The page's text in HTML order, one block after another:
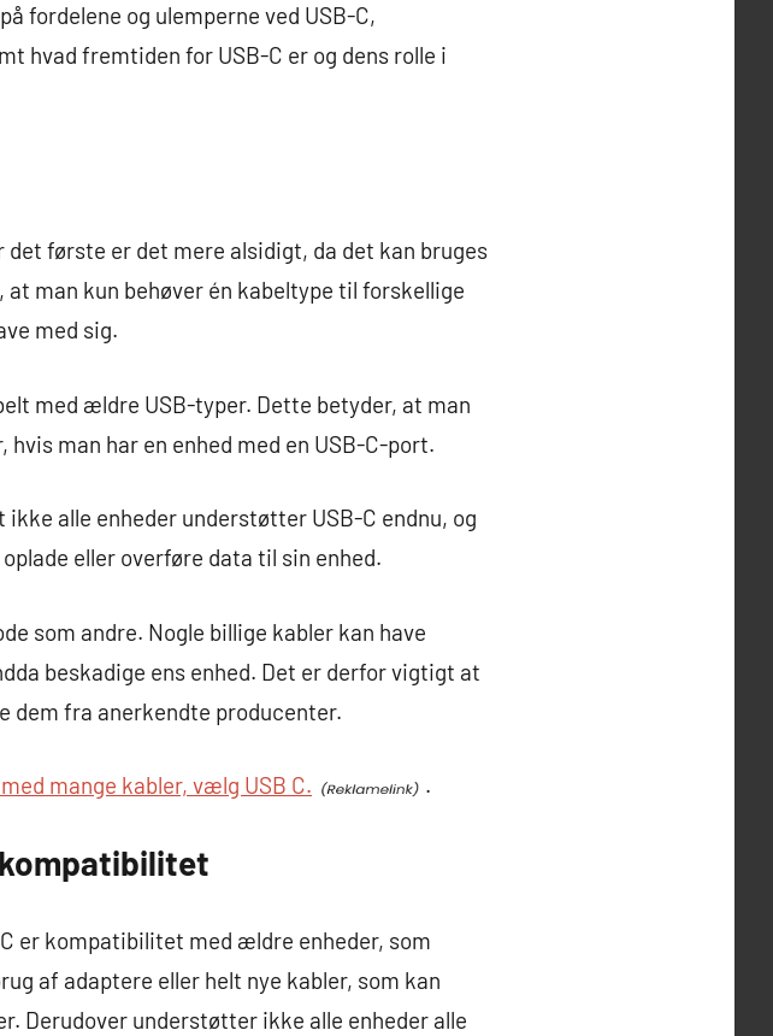
fordelene og ulemperne ved USB-C,
hvad fremtiden for USB-C er og dens rolle i
første er det mere alsidigt, da det kan bruges
man kun behøver én kabeltype til forskellige
med sig.
med ældre USB-typer. Dette betyder, at man
man har en enhed med en USB-C-port.
ikke alle enheder understøtter USB-C endnu, og
eller overføre data til sin enhed.
som andre. Nogle billige kabler kan have
beskadige ens enhed. Det er derfor vigtigt at
dem fra anerkendte producenter.
mange kabler, vælg USB C. .
er kompatibilitet med ældre enheder, som
af adaptere eller helt nye kabler, som kan
Derudover understøtter ikke alle enheder alle